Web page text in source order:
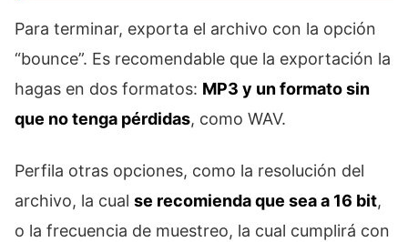
Para terminar, exporta el archivo con la opción
“bounce”. Es recomendable que la exportación la
hagas en dos formatos: MP3 y un formato sin
que no tenga pérdidas, como WAV.
Perfila otras opciones, como la resolución del
archivo, la cual se recomienda que sea a 16 bit,
o la frecuencia de muestreo, la cual cumplirá con